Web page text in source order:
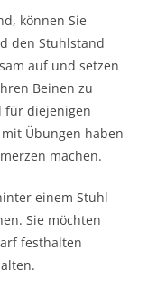
können Sie
den Stuhlstand
auf und setzen
Beinen zu
für diejenigen
Übungen haben
machen.
einem Stuhl
Sie möchten
festhalten